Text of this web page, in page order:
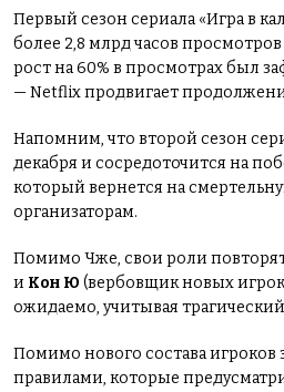
Первый сезон сериала «Игра в
более 2,8 млрд часов
рост на 60% в просмотрах был
— Netflix продвигает
Напомним, что второй сезон
декабря и сосредоточится на
который вернется на
организаторам.
Помимо Чже, свои роли
и Кон Ю (вербовщик новых
ожидаемо, учитывая
Помимо нового состава
правилами, которые